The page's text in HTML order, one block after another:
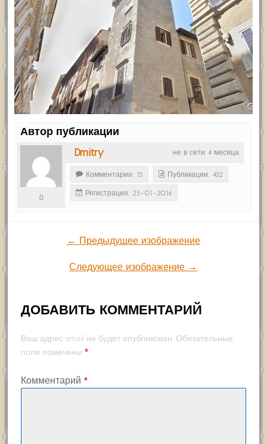
Автор публикации
не в сети 4 месяца
Dmitry
0
Комментарии: 15 Публикации: 432
Регистрация: 23-01-2016
← Предыдущее изображение
Следующее изображение →
ДОБАВИТЬ КОММЕНТАРИЙ
Ваш адрес email не будет опубликован. Обязательные
поля помечены *
Комментарий *